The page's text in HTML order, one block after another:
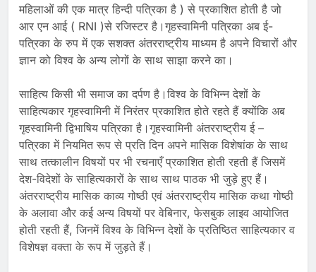
महिलाओं की एक मात्र हिन्दी पत्रिका है ) से प्रकाशित होती है जो
आर एन आई ( RNI )से रजिस्टर है।गृहस्वामिनी पत्रिका अब ई-
पत्रिका के रुप में एक सशक्त अंतरराष्ट्रीय माध्यम है अपने विचारों और
ज्ञान को विश्व के अन्य लोगों के साथ साझा करने का।
साहित्य किसी भी समाज का दर्पण है।विश्व के विभिन्न देशों के
साहित्यकार गृहस्वामिनी में निरंतर प्रकाशित होते रहते हैं क्योंकि अब
गृहस्वामिनी द्विभाषिय पत्रिका है।गृहस्वामिनी अंतरराष्ट्रीय ई –
पत्रिका में नियमित रूप से प्रति दिन अपने मासिक विशेषांक के साथ
साथ तत्कालीन विषयों पर भी रचनाएँ प्रकाशित होती रहती हैं जिसमें
देश-विदेशों के साहित्यकारों के साथ साथ पाठक भी जुड़े हुए हैं।
अंतरराष्ट्रीय मासिक काव्य गोष्ठी एवं अंतरराष्ट्रीय मासिक कथा गोष्ठी
के अलावा और कई अन्य विषयों पर वेबिनार, फेसबुक लाइव आयोजित
होती रहती हैं, जिनमें विश्व के विभिन्न देशों के प्रतिष्ठित साहित्यकार व
विशेषज्ञ वक्ता के रूप में जुड़ते हैं।